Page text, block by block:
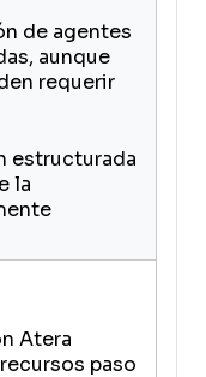
de agentes
aunque
requerir
estructurada
la
Atera
paso